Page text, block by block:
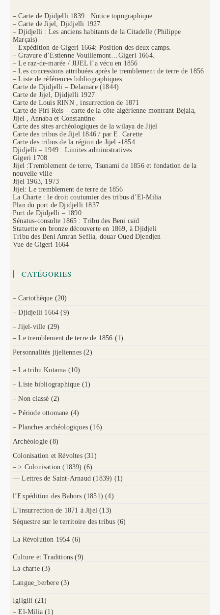
– Carte de Djidjelli 1839 : Notice topographique.
– Carte de Jijel, Djidjelli 1927.
– Djidjelli : Les anciens habitants de la Citadelle (Philippe
Marçais)
– Expédition de Gigeri 1664: Position des deux camps.
– Gravure d’Estienne Vouillemont…Gigeri 1664.
– Le raz-de-marée / JIJEL l’a vécu en 1856
– Les concessions attribuées après le tremblement de terre de 1856
– Liste de références bibliographiques
Carte de Djidjelli – Delamare (1844)
Carte de Jijel, Djidjelli 1927
Carte de Louis RINN , insurrection de 1871
Carte de Piri Reis – carte de la côte algérienne montrant Bejaia,
Jijel , Annaba et Constantine
Carte des sites archéologiques de la wilaya de Jijel
Carte des tribus de Jijel 1846 / par E. Carette
Carte des tribus de la région de Jijel -1854
Djidjelli – 1949 : Limites administratives
Gigeri 1708
Jijel :Tremblement de terre, Tsunami de 1856 et fondation de la
nouvelle ville
Jijel 1963, 1973
Jijel: Le tremblement de terre de 1856
La Charte : le droit coutumier des tribus d’El-Milia
Plan du port de Djidjelli 1837
Port de Djidjelli – 1890
Sénatus-consulte 1865 : Tribu des Beni caïd
Statuette en bronze découverte en 1869, à Djidjeli
Tribu des Beni Amran Seflia, douar Oued Djendjen
Vue de Gigeri 1664
CATÉGORIES
– Cartothèque (20)
– Djidjelli 1664 (9)
– Jijel-ville (29)
– Le tremblement de terre de 1856 (1)
Personnalités jijeliennes (2)
– La tribu Kotama (10)
– Liste bibliographique (1)
– Non classé (2)
– Période ottomane (4)
– Planches archéologiques (16)
Archéologie (8)
Colonisation et Révoltes (31)
– > Colonisation (1839) (6)
— Lettres de Saint-Arnaud (1839) (1)
l’Expédition des Babors (1851) (4)
L’insurrection de 1871 à Jijel (13)
Séquestre sur le territoire des tribus (6)
La Révolution 1954 (6)
Culture et Traditions (9)
La charte (3)
Langue_berbere (3)
Igilgili (21)
– El-Milia (1)